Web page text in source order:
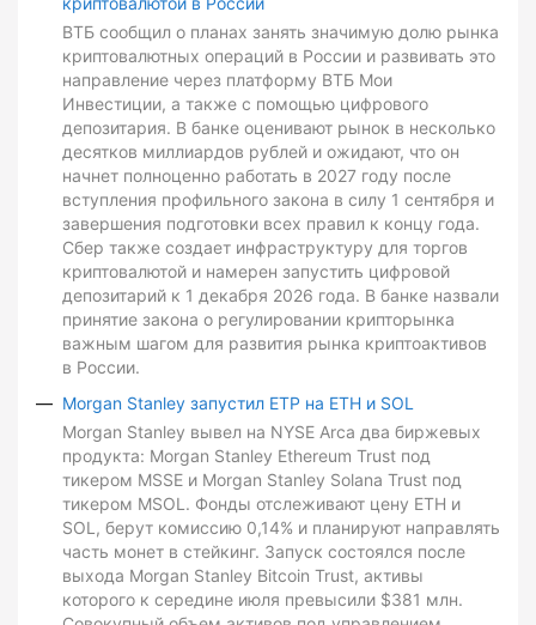
ВТБ сообщил о планах занять значимую долю рынка
криптовалютных операций в России и развивать это
направление через платформу ВТБ Мои
Инвестиции, а также с помощью цифрового
депозитария. В банке оценивают рынок в несколько
десятков миллиардов рублей и ожидают, что он
начнет полноценно работать в 2027 году после
вступления профильного закона в силу 1 сентября и
завершения подготовки всех правил к концу года.
Сбер также создает инфраструктуру для торгов
криптовалютой и намерен запустить цифровой
депозитарий к 1 декабря 2026 года. В банке назвали
принятие закона о регулировании крипторынка
важным шагом для развития рынка криптоактивов
в России.
Morgan Stanley запустил ETP на ETH и SOL
Morgan Stanley вывел на NYSE Arca два биржевых
продукта: Morgan Stanley Ethereum Trust под
тикером MSSE и Morgan Stanley Solana Trust под
тикером MSOL. Фонды отслеживают цену ETH и
SOL, берут комиссию 0,14% и планируют направлять
часть монет в стейкинг. Запуск состоялся после
выхода Morgan Stanley Bitcoin Trust, активы
которого к середине июля превысили $381 млн.